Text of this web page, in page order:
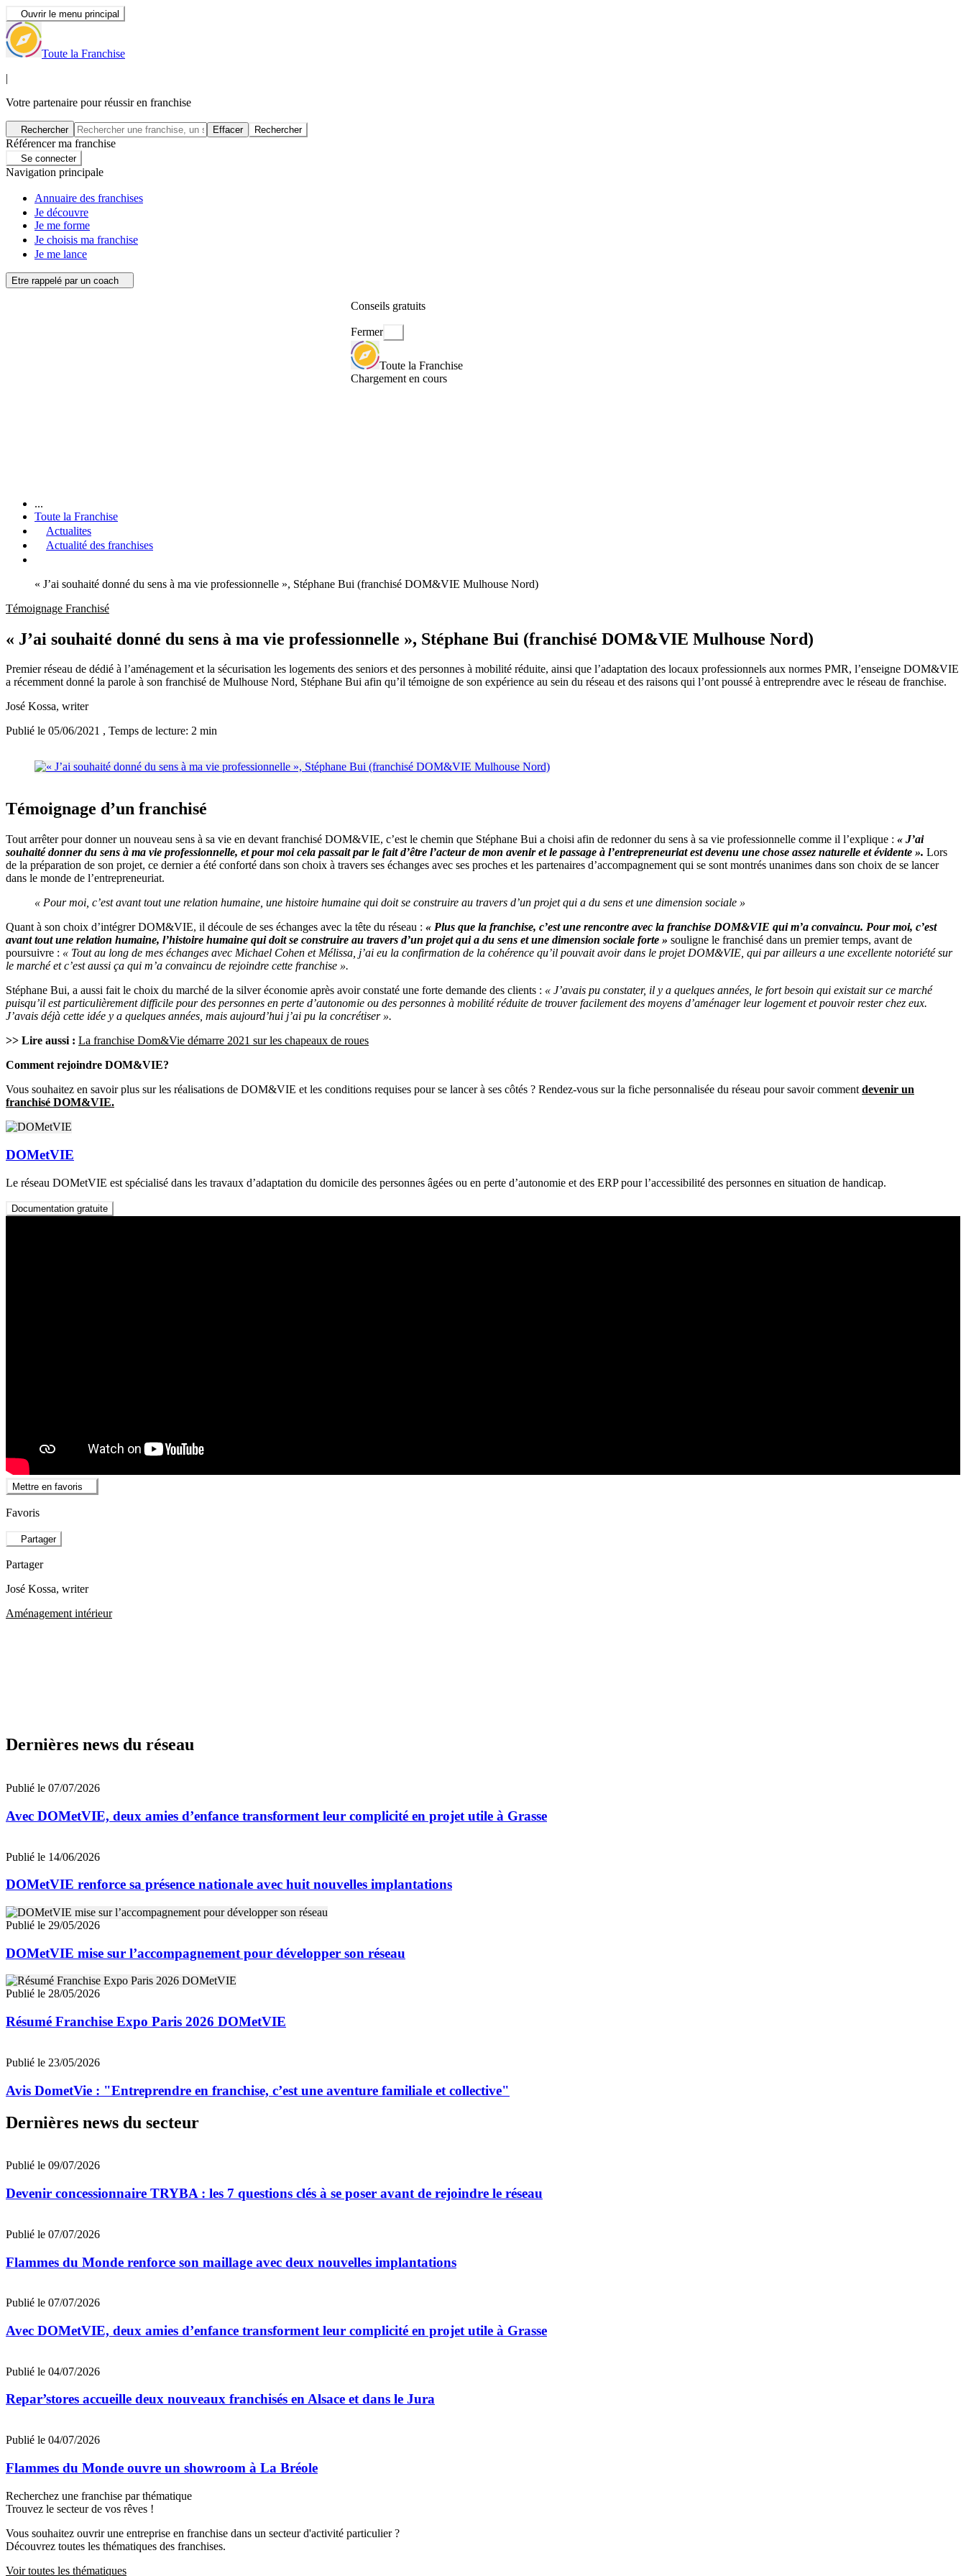
Ouvrir le menu principal
Toute la Franchise
|
Votre partenaire pour réussir en franchise
Rechercher Effacer Rechercher
Référencer ma franchise
Se connecter
Navigation principale
Annuaire des franchises
Je découvre
Je me forme
Je choisis ma franchise
Je me lance
Etre rappelé par un coach
Conseils gratuits
Fermer
Toute la Franchise
Chargement en cours
...
Toute la Franchise
Actualites
Actualité des franchises
« J’ai souhaité donné du sens à ma vie professionnelle », Stéphane Bui (franchisé DOM&VIE Mulhouse Nord)
Témoignage Franchisé
« J’ai souhaité donné du sens à ma vie professionnelle », Stéphane Bui (franchisé DOM&VIE Mulhouse Nord)
Premier réseau de dédié à l’aménagement et la sécurisation les logements des seniors et des personnes à mobilité réduite, ainsi que l’adaptation des locaux professionnels aux normes PMR, l’enseigne DOM&VIE
a récemment donné la parole à son franchisé de Mulhouse Nord, Stéphane Bui afin qu’il témoigne de son expérience au sein du réseau et des raisons qui l’ont poussé à entreprendre avec le réseau de franchise.
José Kossa, writer
Publié le 05/06/2021 , Temps de lecture: 2 min
Témoignage d’un franchisé
Tout arrêter pour donner un nouveau sens à sa vie en devant franchisé DOM&VIE, c’est le chemin que Stéphane Bui a choisi afin de redonner du sens à sa vie professionnelle comme il l’explique : « J’ai
souhaité donner du sens à ma vie professionnelle, et pour moi cela passait par le fait d’être l’acteur de mon avenir et le passage à l’entrepreneuriat est devenu une chose assez naturelle et évidente ». Lors
de la préparation de son projet, ce dernier a été conforté dans son choix à travers ses échanges avec ses proches et les partenaires d’accompagnement qui se sont montrés unanimes dans son choix de se lancer
dans le monde de l’entrepreneuriat.
« Pour moi, c’est avant tout une relation humaine, une histoire humaine qui doit se construire au travers d’un projet qui a du sens et une dimension sociale »
Quant à son choix d’intégrer DOM&VIE, il découle de ses échanges avec la tête du réseau : « Plus que la franchise, c’est une rencontre avec la franchise DOM&VIE qui m’a convaincu. Pour moi, c’est
avant tout une relation humaine, l’histoire humaine qui doit se construire au travers d’un projet qui a du sens et une dimension sociale forte » souligne le franchisé dans un premier temps, avant de
poursuivre : « Tout au long de mes échanges avec Michael Cohen et Mélissa, j’ai eu la confirmation de la cohérence qu’il pouvait avoir dans le projet DOM&VIE, qui par ailleurs a une excellente notoriété sur
le marché et c’est aussi ça qui m’a convaincu de rejoindre cette franchise ».
Stéphane Bui, a aussi fait le choix du marché de la silver économie après avoir constaté une forte demande des clients : « J’avais pu constater, il y a quelques années, le fort besoin qui existait sur ce marché
puisqu’il est particulièrement difficile pour des personnes en perte d’autonomie ou des personnes à mobilité réduite de trouver facilement des moyens d’aménager leur logement et pouvoir rester chez eux.
J’avais déjà cette idée y a quelques années, mais aujourd’hui j’ai pu la concrétiser ».
>> Lire aussi : La franchise Dom&Vie démarre 2021 sur les chapeaux de roues
Comment rejoindre DOM&VIE?
Vous souhaitez en savoir plus sur les réalisations de DOM&VIE et les conditions requises pour se lancer à ses côtés ? Rendez-vous sur la fiche personnalisée du réseau pour savoir comment devenir un
franchisé DOM&VIE.
DOMetVIE
Le réseau DOMetVIE est spécialisé dans les travaux d’adaptation du domicile des personnes âgées ou en perte d’autonomie et des ERP pour l’accessibilité des personnes en situation de handicap.
Documentation gratuite
Mettre en favoris
Favoris
Partager
Partager
José Kossa, writer
Aménagement intérieur
Dernières news du réseau
Publié le 07/07/2026
Avec DOMetVIE, deux amies d’enfance transforment leur complicité en projet utile à Grasse
Publié le 14/06/2026
DOMetVIE renforce sa présence nationale avec huit nouvelles implantations
Publié le 29/05/2026
DOMetVIE mise sur l’accompagnement pour développer son réseau
Publié le 28/05/2026
Résumé Franchise Expo Paris 2026 DOMetVIE
Publié le 23/05/2026
Avis DometVie : "Entreprendre en franchise, c’est une aventure familiale et collective"
Dernières news du secteur
Publié le 09/07/2026
Devenir concessionnaire TRYBA : les 7 questions clés à se poser avant de rejoindre le réseau
Publié le 07/07/2026
Flammes du Monde renforce son maillage avec deux nouvelles implantations
Publié le 07/07/2026
Avec DOMetVIE, deux amies d’enfance transforment leur complicité en projet utile à Grasse
Publié le 04/07/2026
Repar’stores accueille deux nouveaux franchisés en Alsace et dans le Jura
Publié le 04/07/2026
Flammes du Monde ouvre un showroom à La Bréole
Recherchez une franchise par thématique
Trouvez le secteur de vos rêves !
Vous souhaitez ouvrir une entreprise en franchise dans un secteur d'activité particulier ?
Découvrez toutes les thématiques des franchises.
Voir toutes les thématiques